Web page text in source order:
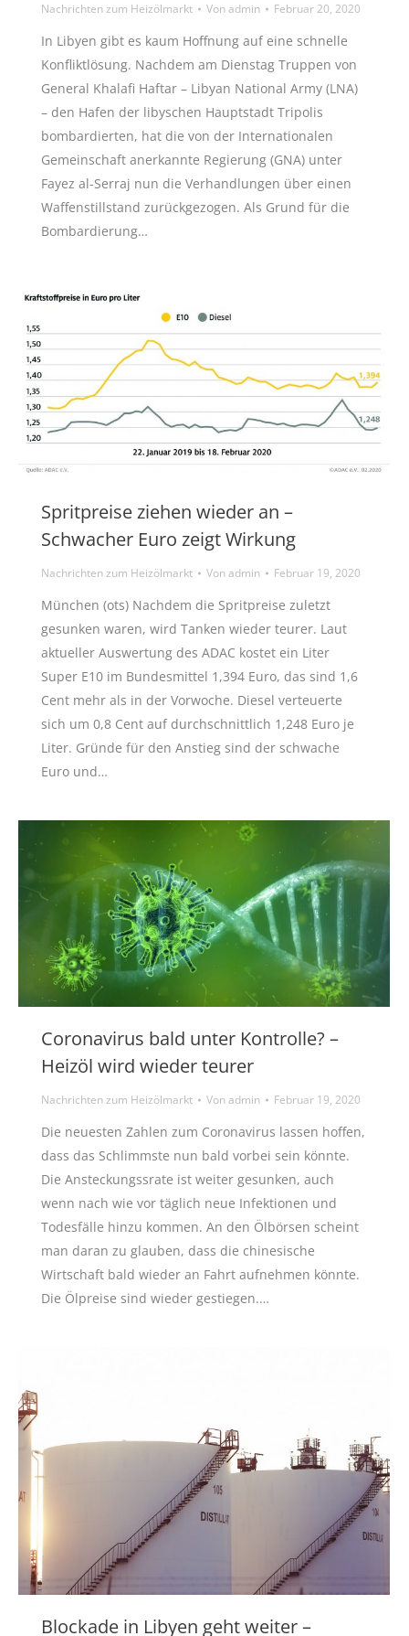
Nachrichten zum Heizölmarkt Vonadmin Februar 20, 2020
In Libyen gibt es kaum Hoffnung auf eine schnelle
Konfliktlösung. Nachdem am Dienstag Truppen von
General Khalafi Haftar – Libyan National Army (LNA)
– den Hafen der libyschen Hauptstadt Tripolis
bombardierten, hat die von der Internationalen
Gemeinschaft anerkannte Regierung (GNA) unter
Fayez al-Serraj nun die Verhandlungen über einen
Waffenstillstand zurückgezogen. Als Grund für die
Bombardierung…
Spritpreise ziehen wieder an –
Schwacher Euro zeigt Wirkung
Nachrichten zum Heizölmarkt Vonadmin Februar 19, 2020
München (ots) Nachdem die Spritpreise zuletzt
gesunken waren, wird Tanken wieder teurer. Laut
aktueller Auswertung des ADAC kostet ein Liter
Super E10 im Bundesmittel 1,394 Euro, das sind 1,6
Cent mehr als in der Vorwoche. Diesel verteuerte
sich um 0,8 Cent auf durchschnittlich 1,248 Euro je
Liter. Gründe für den Anstieg sind der schwache
Euro und…
Coronavirus bald unter Kontrolle? –
Heizöl wird wieder teurer
Nachrichten zum Heizölmarkt Vonadmin Februar 19, 2020
Die neuesten Zahlen zum Coronavirus lassen hoffen,
dass das Schlimmste nun bald vorbei sein könnte.
Die Ansteckungssrate ist weiter gesunken, auch
wenn nach wie vor täglich neue Infektionen und
Todesfälle hinzu kommen. An den Ölbörsen scheint
man daran zu glauben, dass die chinesische
Wirtschaft bald wieder an Fahrt aufnehmen könnte.
Die Ölpreise sind wieder gestiegen.…
Blockade in Libyen geht weiter –